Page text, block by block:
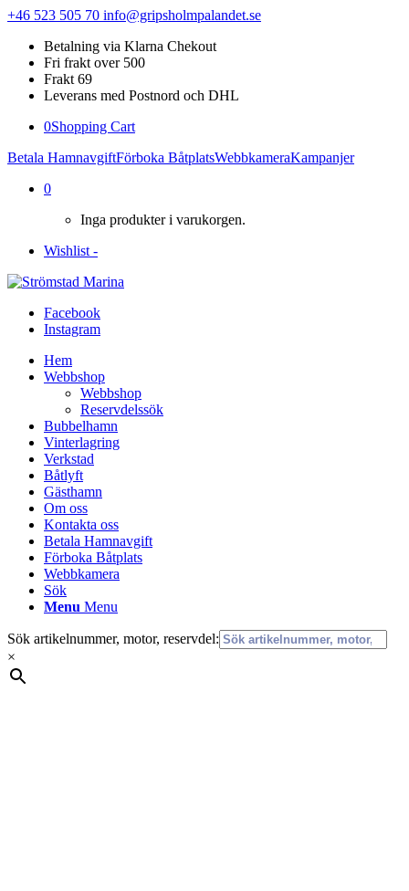
+46 523 505 70 info@gripsholmpalandet.se
Betalning via Klarna Chekout
Fri frakt over 500
Frakt 69
Leverans med Postnord och DHL
0Shopping Cart
Betala HamnavgiftFörboka BåtplatsWebbkameraKampanjer
0
Inga produkter i varukorgen.
Wishlist -
Facebook
Instagram
Hem
Webbshop
Webbshop
Reservdelssök
Bubbelhamn
Vinterlagring
Verkstad
Båtlyft
Gästhamn
Om oss
Kontakta oss
Betala Hamnavgift
Förboka Båtplats
Webbkamera
Sök
Menu Menu
Sök artikelnummer, motor, reservdel:
×